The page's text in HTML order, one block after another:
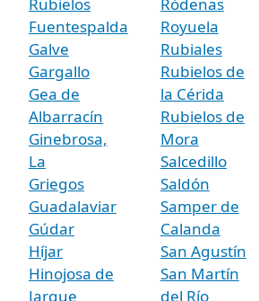
Fuentespalda
Galve
Gargallo
Gea de
Albarracín
Ginebrosa,
La
Griegos
Guadalaviar
Gúdar
Híjar
Hinojosa de
Jarque
Royuela
Rubiales
Rubielos de
la Cérida
Rubielos de
Mora
Salcedillo
Saldón
Samper de
Calanda
San Agustín
San Martín
del Río